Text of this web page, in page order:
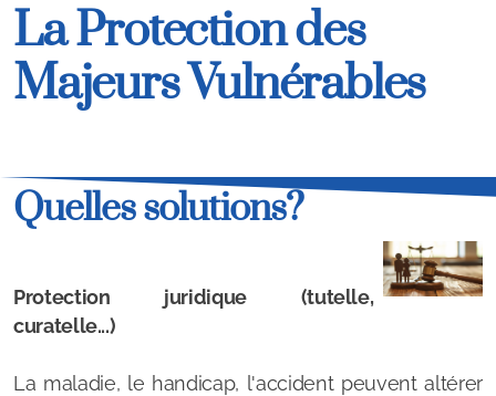
La Protection des
Majeurs Vulnérables
Quelles solutions?
Protection juridique (tutelle,
curatelle...)
La maladie, le handicap, l'accident peuvent altérer
Notre Association
Notre vision et nos actions
Programme Agir âgé